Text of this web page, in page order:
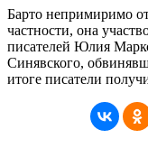
Барто непримиримо
частности, она
писателей Юлия
Синявского,
итоге писатели